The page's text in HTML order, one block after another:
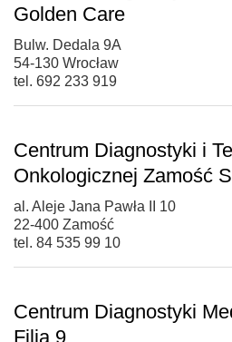
Golden Care
Bulw. Dedala 9A
54-130 Wrocław
tel. 692 233 919
Centrum Diagnostyki i
Onkologicznej Zamość
al. Aleje Jana Pawła II 10
22-400 Zamość
tel. 84 535 99 10
Centrum Diagnostyki
Filia 9